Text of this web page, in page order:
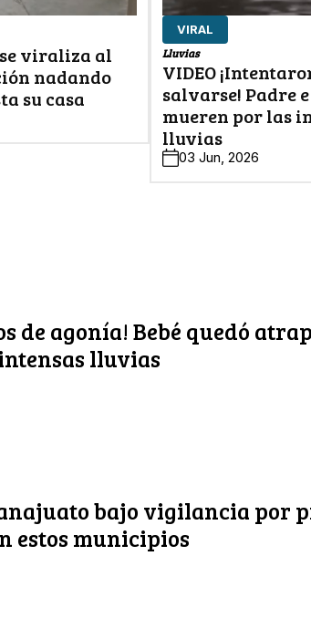
viraliza al
nadando
su casa
VIRAL
Lluvias
VIDEO
salvarse! Padre
mueren por las
lluvias
03 Jun, 2026
de agonía! Bebé quedó
lluvias
bajo vigilancia por
estos municipios